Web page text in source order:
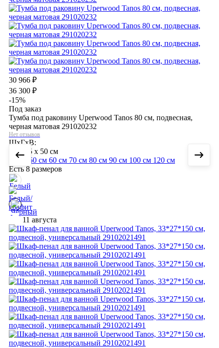
30 966 ₽
36 300 ₽
-15%
Под заказ
Тумба под раковину Uperwood Tanos 80 см, подвесная,
черная матовая 291020232
Нет отзывов
ШхГхВ:
80 x 45 x 50 см
40 см
50 см 60 см 70 см 80 см 90 см 100 см 120 см
Есть 8 размеров
11 августа